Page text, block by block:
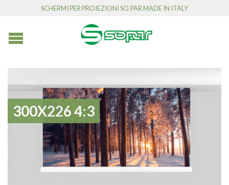
SCHERMI PER PROIEZIONI SO.PAR MADE IN ITALY
300X226 4:3